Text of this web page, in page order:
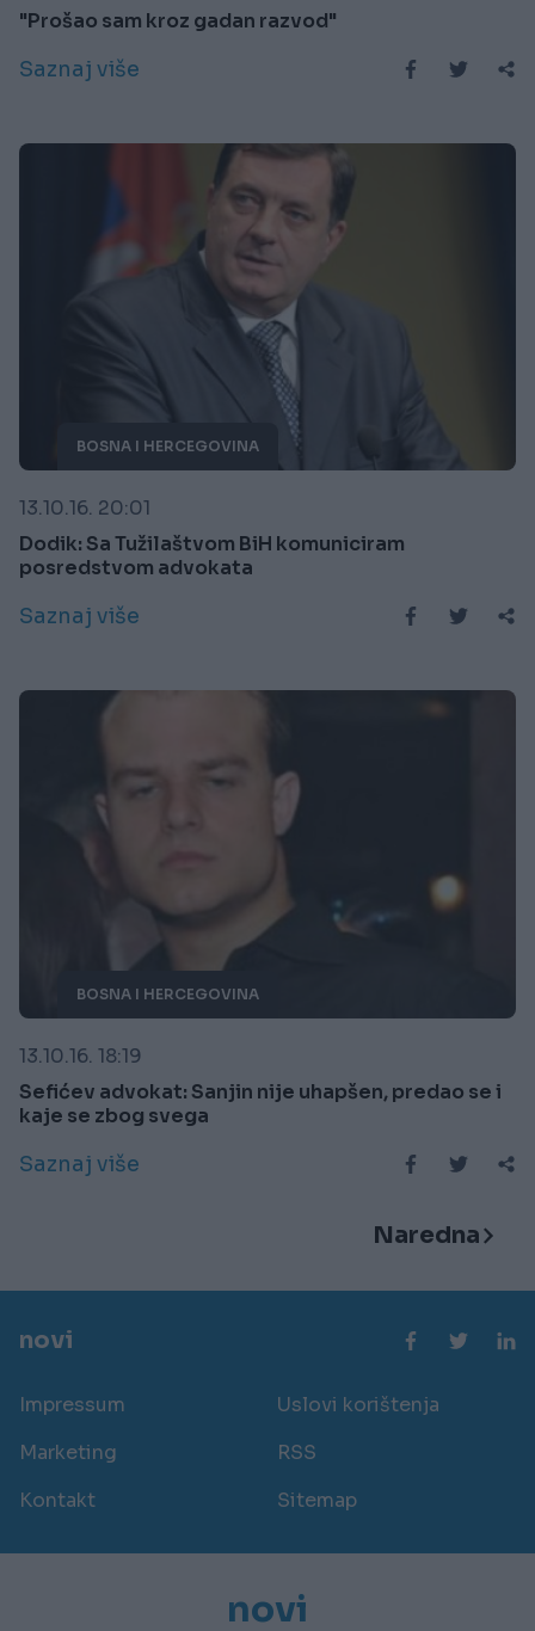
"Prošao sam kroz gadan razvod"
Saznaj više
BOSNA I HERCEGOVINA
13.10.16. 20:01
Dodik: Sa Tužilaštvom BiH komuniciram
posredstvom advokata
Saznaj više
BOSNA I HERCEGOVINA
13.10.16. 18:19
Sefićev advokat: Sanjin nije uhapšen, predao se i
kaje se zbog svega
Saznaj više
Naredna
novi
Impressum
Uslovi korištenja
Marketing
RSS
Kontakt
Sitemap
novi